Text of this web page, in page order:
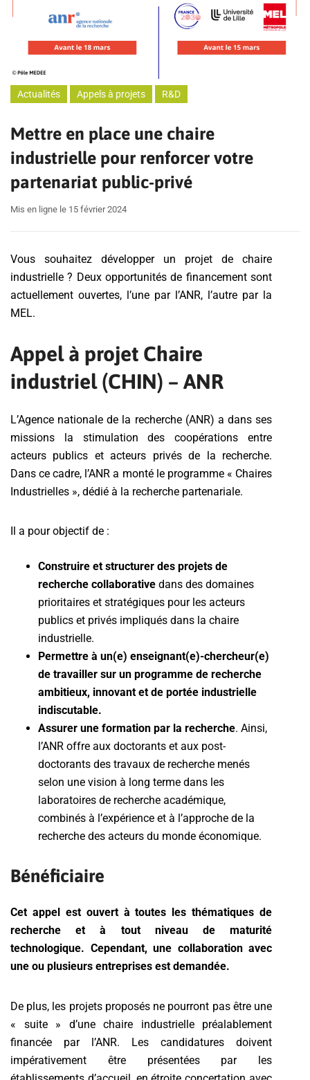
Actualités Appels à projets R&D
Mettre en place une chaire
industrielle pour renforcer votre
partenariat public-privé
Mis en ligne le 15 février 2024
Vous souhaitez développer un projet de chaire
industrielle ? Deux opportunités de financement sont
actuellement ouvertes, l’une par l’ANR, l’autre par la
MEL.
Appel à projet Chaire
industriel (CHIN) – ANR
L’Agence nationale de la recherche (ANR) a dans ses
missions la stimulation des coopérations entre
acteurs publics et acteurs privés de la recherche.
Dans ce cadre, l’ANR a monté le programme « Chaires
Industrielles », dédié à la recherche partenariale.
Il a pour objectif de :
Construire et structurer des projets de
recherche collaborative dans des domaines
prioritaires et stratégiques pour les acteurs
publics et privés impliqués dans la chaire
industrielle.
Permettre à un(e) enseignant(e)-chercheur(e)
de travailler sur un programme de recherche
ambitieux, innovant et de portée industrielle
indiscutable.
Assurer une formation par la recherche. Ainsi,
l’ANR offre aux doctorants et aux post-
doctorants des travaux de recherche menés
selon une vision à long terme dans les
laboratoires de recherche académique,
combinés à l’expérience et à l’approche de la
recherche des acteurs du monde économique.
Bénéficiaire
Cet appel est ouvert à toutes les thématiques de
recherche et à tout niveau de maturité
technologique. Cependant, une collaboration avec
une ou plusieurs entreprises est demandée.
De plus, les projets proposés ne pourront pas être une
« suite » d’une chaire industrielle préalablement
financée par l’ANR. Les candidatures doivent
impérativement être présentées par les